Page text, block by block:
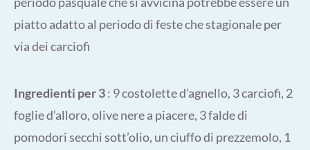
piatto adatto al periodo di feste che stagionale per
via dei carciofi
Ingredienti per 3: 9 costolette d’agnello, 3 carciofi, 2
foglie d’alloro, olive nere a piacere, 3 falde di
pomodori secchi sott’olio, un ciuffo di prezzemolo, 1